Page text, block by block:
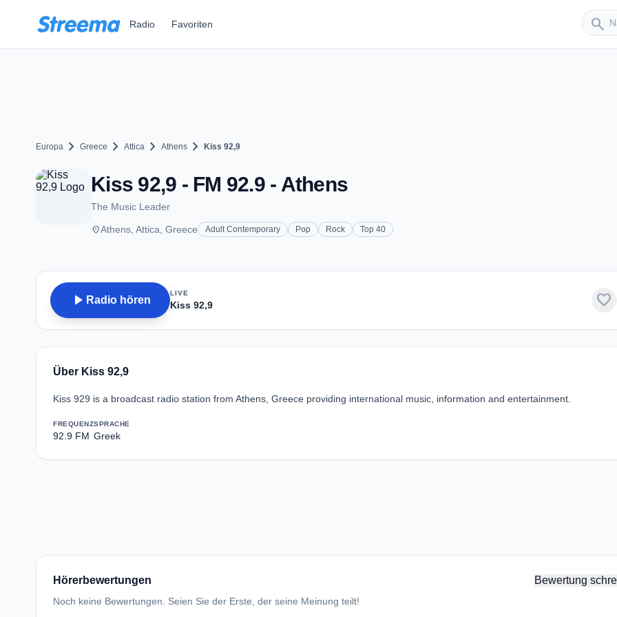
Radio Favoriten search
Europa chevron_right Greece chevron_right Attica chevron_right Athens chevron_right Kiss 92,9
Kiss 92,9 - FM 92.9 - Athens
The Music Leader
placeAthens, Attica, Greece Adult Contemporary Pop Rock Top 40
play_arrow Radio hören
LIVE
Kiss 92,9 favorite
Über Kiss 92,9
Kiss 929 is a broadcast radio station from Athens, Greece providing international music, information and entertainment.
FREQUENZ
92.9 FM
SPRACHE
Greek
Hörerbewertungen Bewertung
Noch keine Bewertungen. Seien Sie der Erste, der seine Meinung teilt!